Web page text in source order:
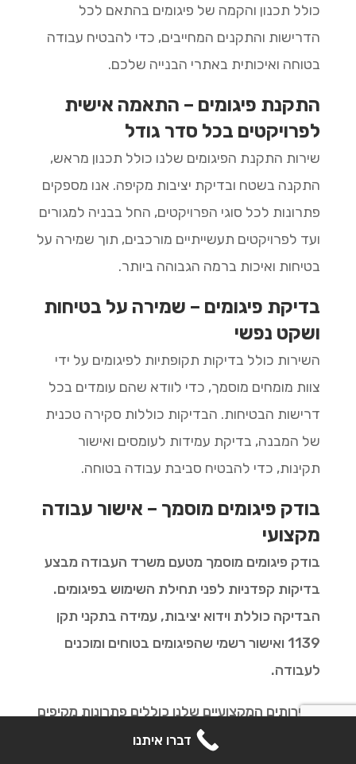
כולל תכנון והקמה של פיגומים בהתאם לכל
הדרישות והתקנים המחייבים, כדי להבטיח עבודה
בטוחה ואיכותית באתרי הבנייה שלכם.
התקנת פיגומים – התאמה אישית
לפרויקטים בכל סדר גודל
שירות התקנת הפיגומים שלנו כולל תכנון מראש,
התקנה בשטח ובדיקת יציבות מקיפה. אנו מספקים
פתרונות לכל סוגי הפרויקטים, החל בבניה למגורים
ועד לפרויקטים תעשייתיים מורכבים, תוך שמירה על
בטיחות ואיכות ברמה הגבוהה ביותר.
בדיקת פיגומים – שמירה על בטיחות
ושקט נפשי
השירות כולל בדיקות תקופתיות לפיגומים על ידי
צוות מומחים מוסמך, כדי לוודא שהם עומדים בכל
דרישות הבטיחות. הבדיקות כוללות סקירה טכנית
של המבנה, בדיקת עמידות לעומסים ואישור
תקינות, כדי להבטיח סביבת עבודה בטוחה.
בודק פיגומים מוסמך – אישור עבודה
מקצועי
בודק פיגומים מוסמך מטעם משרד העבודה מבצע
בדיקות קפדניות לפני תחילת השימוש בפיגומים.
הבדיקה כוללת וידוא יציבות, עמידה בתקני תקן
1139 ואישור רשמי שהפיגומים בטוחים ומוכנים
לעבודה.
השירותים המקצועיים שלנו כוללים פתרונות מקיפים
בתחום הפיגומים, החל מתכנון והתקנה ועד
דברו איתנו